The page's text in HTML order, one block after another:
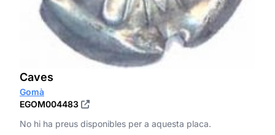
Caves
Gomà
EGOM004483
No hi ha preus disponibles per a aquesta placa.